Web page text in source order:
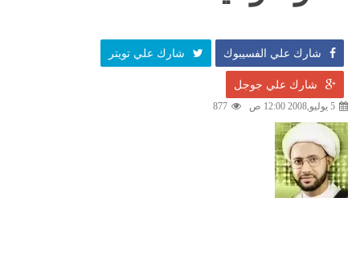
شارك علي الفسيبوك شارك علي تويتر
شارك علي جوجل
5 يوليو,2008 12:00 ص
877